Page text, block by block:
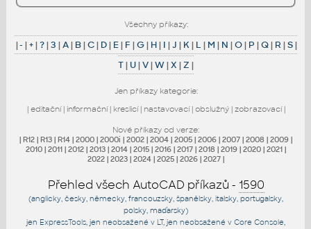
Všechny příkazy:
|- |+|?|3 |A| B|C| D| E| F |G| H| I |J | K| L | M | N |O| P |Q| R |S|
T| U|V|W|X |Z |
Jen příkazy kategorie:
| editační| informační| kreslicí| nastavovací| obslužný| zobrazovací|
Nové příkazy od verze:
| R12 | R13 | R14 | 2000 | 2000i | 2002 | 2004 | 2005 | 2006 | 2007 | 2008 | 2009 |
2010 | 2011 | 2012 | 2013 | 2014 | 2015 | 2016 | 2017 | 2018 | 2019 | 2020 | 2021 |
2022 | 2023 | 2024 | 2025 | 2026 | 2027 |
Přehled všech AutoCAD příkazů - 1590
(anglicky, česky, německy, francouzsky, španělsky, italsky, portugalsky,
polsky, maďarsky)
jen ExpressTools , jen neobsažené v LT, jen neobsažené v Core Console